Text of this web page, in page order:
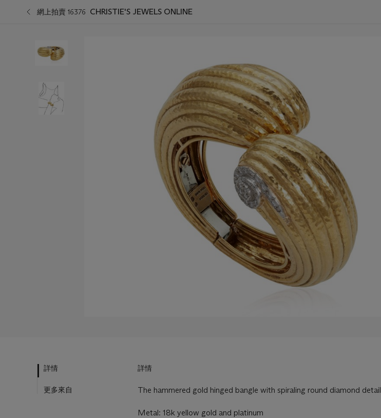
網上拍賣 16376 CHRISTIE'S JEWELS ONLINE
詳情
更多來自
詳情
The hammered gold hinged bangle with spiraling round diamond detail
Metal: 18k yellow gold and platinum